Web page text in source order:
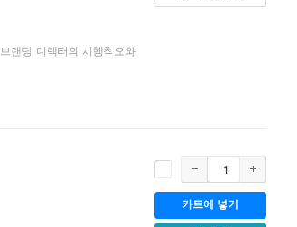
랜딩 디렉터의 시행착오와
카트에 넣기